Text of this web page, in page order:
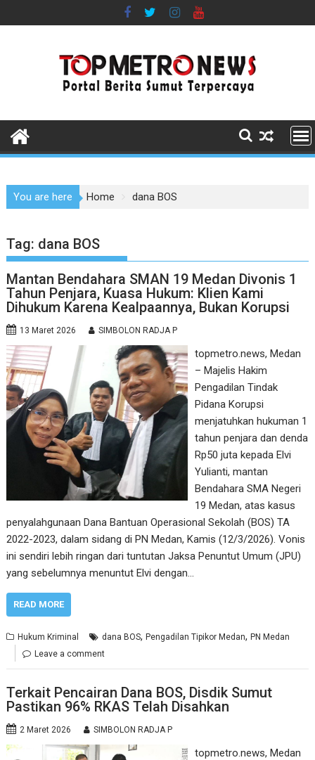
to
You are here Home dana BOS
Tag: dana BOS
Mantan Bendahara SMAN 19 Medan Divonis 1
Tahun Penjara, Kuasa Hukum: Klien Kami
Dihukum Karena Kealpaannya, Bukan Korupsi
13 Maret 2026 SIMBOLON RADJA P
topmetro.news, Medan
– Majelis Hakim
Pengadilan Tindak
Pidana Korupsi
menjatuhkan hukuman 1
tahun penjara dan denda
Rp50 juta kepada Elvi
Yulianti, mantan
Bendahara SMA Negeri
19 Medan, atas kasus
penyalahgunaan Dana Bantuan Operasional Sekolah (BOS) TA
2022-2023, dalam sidang di PN Medan, Kamis (12/3/2026). Vonis
ini sendiri lebih ringan dari tuntutan Jaksa Penuntut Umum (JPU)
yang sebelumnya menuntut Elvi dengan…
READ MORE
Hukum Kriminal dana BOS,Pengadilan Tipikor Medan,PN Medan
Leave a comment
Terkait Pencairan Dana BOS, Disdik Sumut
Pastikan 96% RKAS Telah Disahkan
2 Maret 2026 SIMBOLON RADJA P
topmetro.news, Medan